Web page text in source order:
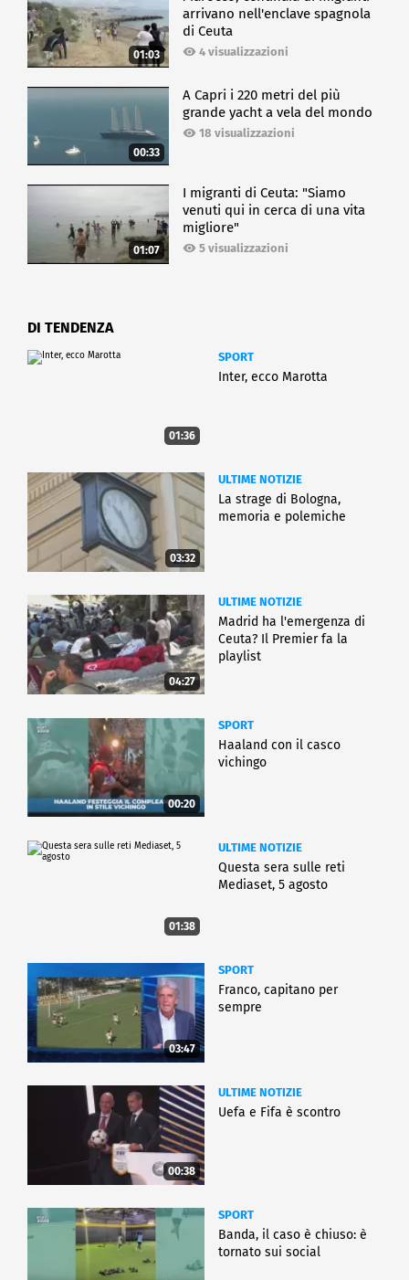
01:03
arrivano nell'enclave spagnola
di Ceuta
4 visualizzazioni
00:33
A Capri i 220 metri del più
grande yacht a vela del mondo
18 visualizzazioni
01:07
I migranti di Ceuta: "Siamo
venuti qui in cerca di una vita
migliore"
5 visualizzazioni
DI TENDENZA
01:36
SPORT
Inter, ecco Marotta
03:32
ULTIME NOTIZIE
La strage di Bologna,
memoria e polemiche
04:27
ULTIME NOTIZIE
Madrid ha l'emergenza di
Ceuta? Il Premier fa la
playlist
00:20
SPORT
Haaland con il casco
vichingo
01:38
ULTIME NOTIZIE
Questa sera sulle reti
Mediaset, 5 agosto
03:47
SPORT
Franco, capitano per
sempre
00:38
ULTIME NOTIZIE
Uefa e Fifa è scontro
SPORT
Banda, il caso è chiuso: è
tornato sui social